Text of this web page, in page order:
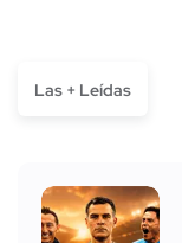
Las + Leídas